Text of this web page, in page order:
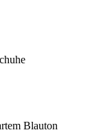
Blauton